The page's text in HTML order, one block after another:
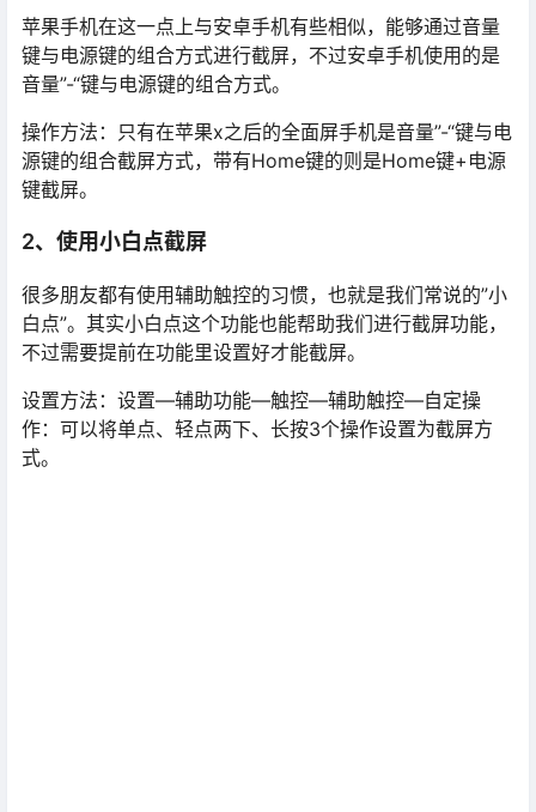
苹果手机在这一点上与安卓手机有些相似，能够通过音量
键与电源键的组合方式进行截屏，不过安卓手机使用的是
音量”-“键与电源键的组合方式。
操作方法：只有在苹果x之后的全面屏手机是音量”-“键与电
源键的组合截屏方式，带有Home键的则是Home键+电源
键截屏。
2、使用小白点截屏
很多朋友都有使用辅助触控的习惯，也就是我们常说的”小
白点”。其实小白点这个功能也能帮助我们进行截屏功能，
不过需要提前在功能里设置好才能截屏。
设置方法：设置—辅助功能—触控—辅助触控—自定操
作：可以将单点、轻点两下、长按3个操作设置为截屏方
式。